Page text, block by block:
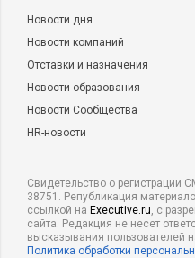
Новости дня
Новости компаний
Отставки и назначения
Новости образования
Новости Сообщества
HR-новости
Свидетельство о регистрации
38751. Републикация
ссылкой на Executive.ru, с
сайта. Редакция не несет
высказывания пользователей
Политика обработки